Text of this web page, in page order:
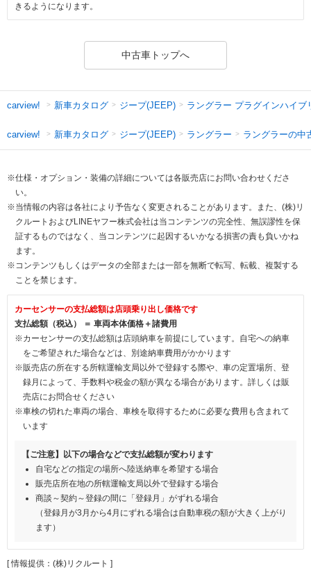
きるようになります。
中古車トップへ
carview! 新車カタログ ジープ(JEEP) ラングラー プラグインハイブ
carview! 新車カタログ ジープ(JEEP) ラングラー ラングラーの中
※仕様・オプション・装備の詳細については各販売店にお問い合わせくださ
い。
※当情報の内容は各社により予告なく変更されることがあります。また、(株)リ
クルートおよびLINEヤフー株式会社は当コンテンツの完全性、無誤謬性を保
証するものではなく、当コンテンツに起因するいかなる損害の責も負いかね
ます。
※コンテンツもしくはデータの全部または一部を無断で転写、転載、複製する
ことを禁じます。
カーセンサーの支払総額は店頭乗り出し価格です
支払総額（税込） ＝ 車両本体価格＋諸費用
※カーセンサーの支払総額は店頭納車を前提にしています。自宅への納車
をご希望された場合などは、別途納車費用がかかります
※販売店の所在する所轄運輸支局以外で登録する際や、車の定置場所、登
録月によって、手数料や税金の額が異なる場合があります。詳しくは販
売店にお問合せください
※車検の切れた車両の場合、車検を取得するために必要な費用も含まれて
います
【ご注意】以下の場合などで支払総額が変わります
自宅などの指定の場所へ陸送納車を希望する場合
販売店所在地の所轄運輸支局以外で登録する場合
商談～契約～登録の間に「登録月」がずれる場合
（登録月が3月から4月にずれる場合は自動車税の額が大きく上がり
ます）
[ 情報提供：(株)リクルート ]